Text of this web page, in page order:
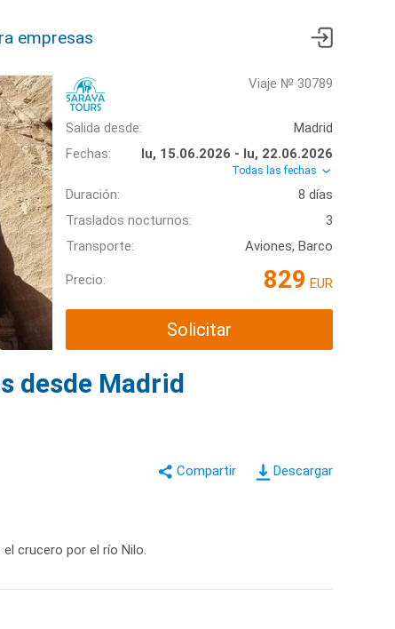
empresas
Viaje № 30789
Salida desde:
Madrid
Fechas:
lu, 15.06.2026 - lu, 22.06.2026
Todas las fechas
Duración:
8 días
Traslados nocturnos:
3
Transporte:
Aviones, Barco
Precio: 829 EUR
Solicitar
desde Madrid
Descargar
crucero por el río Nilo.